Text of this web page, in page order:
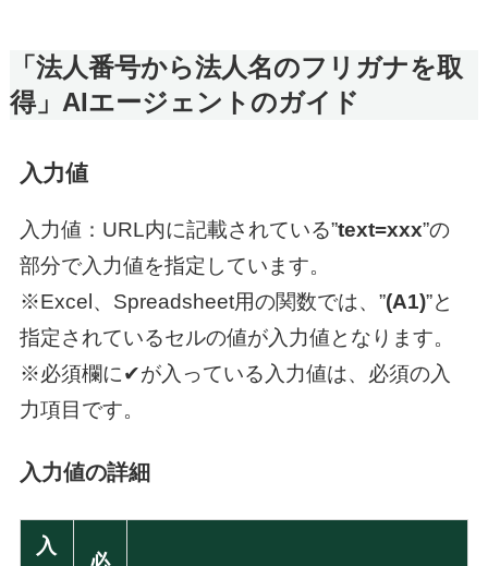
「法人番号から法人名のフリガナを取
得」AIエージェントのガイド
入力値
入力値：URL内に記載されている”text=xxx”の
部分で入力値を指定しています。
※Excel、Spreadsheet用の関数では、”(A1)”と
指定されているセルの値が入力値となります。
※必須欄に✔が入っている入力値は、必須の入
力項目です。
入力値の詳細
入